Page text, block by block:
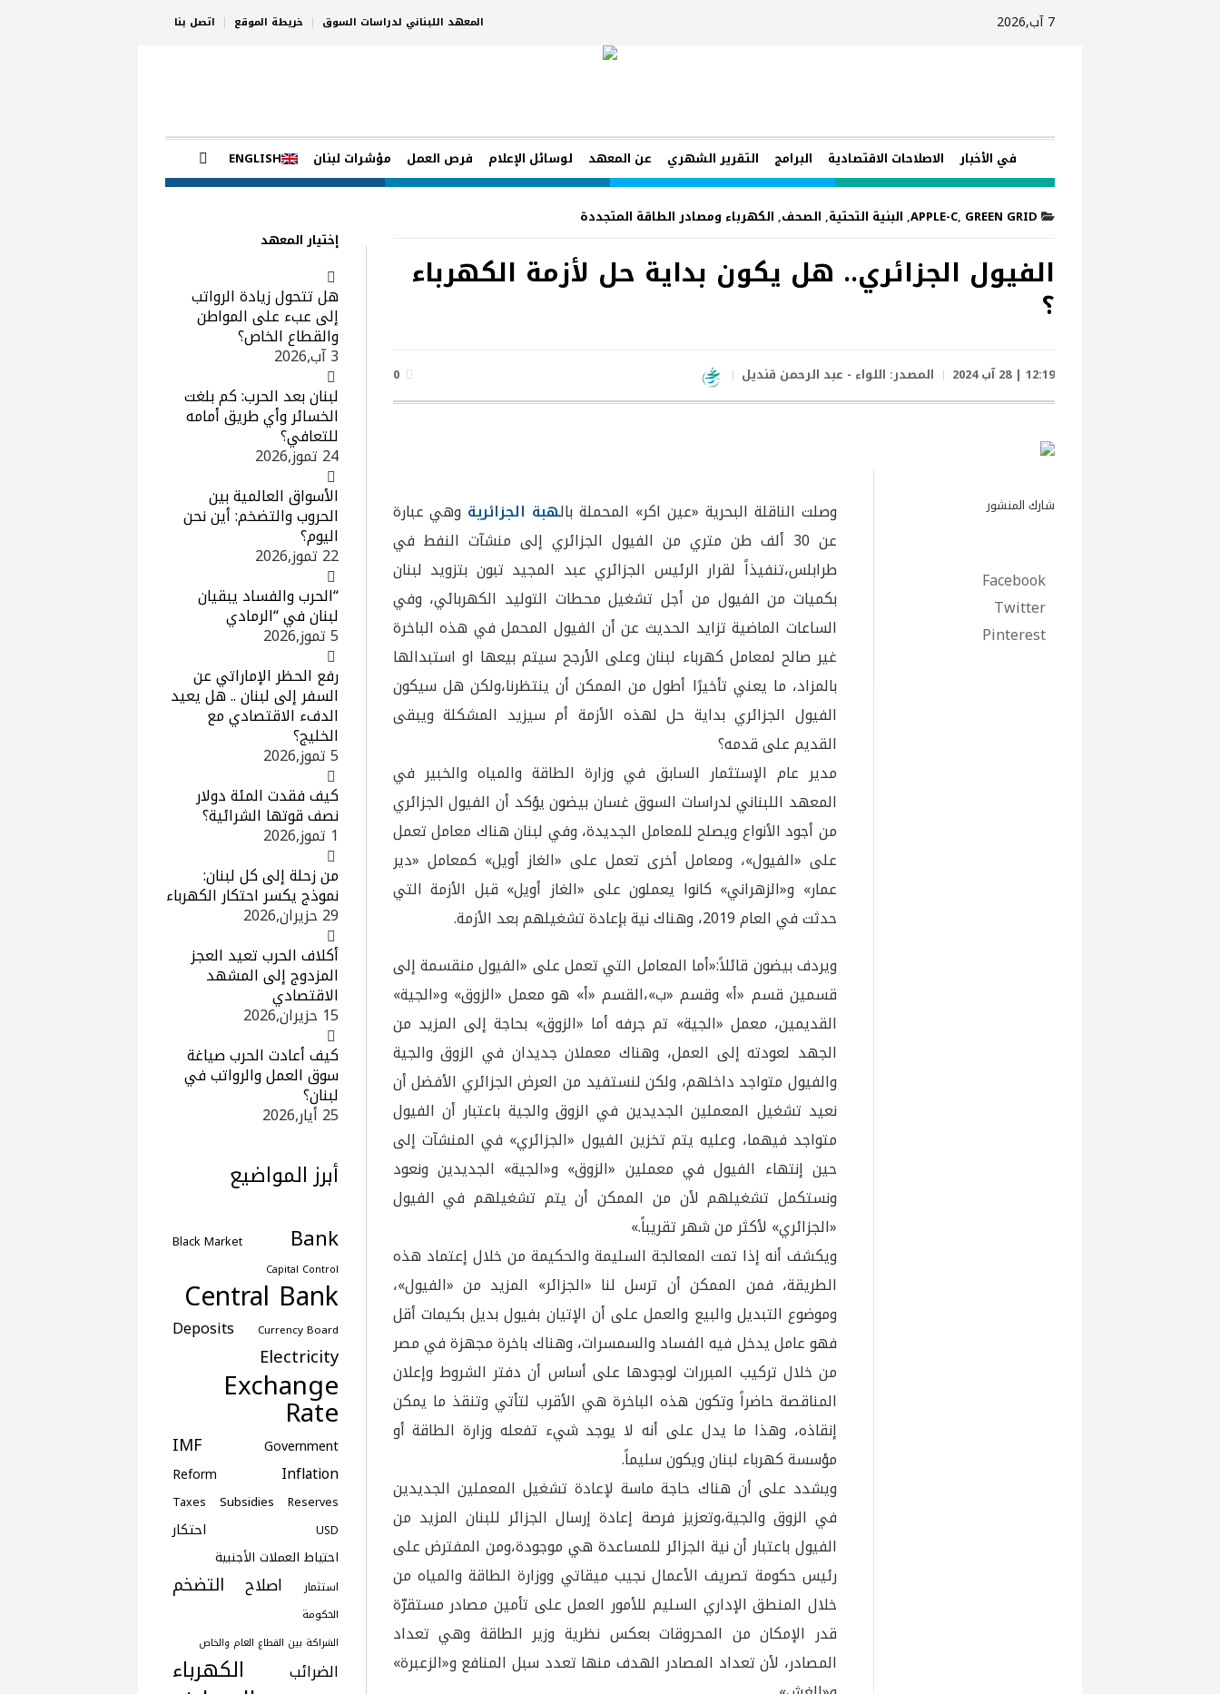
المعهد اللبناني لدراسات السوق خريطة الموقع اتصل بنا 7 آب,2026
في الأخبار الاصلاحات الاقتصادية البرامج التقرير الشهري عن المعهد لوسائل الإعلام فرص العمل مؤشرات لبنان ENGLISH
APPLE-C, GREEN GRID
, البنية التحتية, الصحف, الكهرباء ومصادر الطاقة المتجددة
الفيول الجزائري.. هل يكون بداية حل لأزمة الكهرباء
؟
12:19 | 28 آب 2024 المصدر: اللواء - عبد الرحمن قنديل 0
شارك المنشور
Facebook
Twitter
Pinterest
وصلت الناقلة البحرية «عين اكر» المحملة بالهبة الجزائرية وهي عبارة
عن 30 ألف طن متري من الفيول الجزائري إلى منشآت النفط في
طرابلس،تنفيذاً لقرار الرئيس الجزائري عبد المجيد تبون بتزويد لبنان
بكميات من الفيول من أجل تشغيل محطات التوليد الكهربائي، وفي
الساعات الماضية تزايد الحديث عن أن الفيول المحمل في هذه الباخرة
غير صالح لمعامل كهرباء لبنان وعلى الأرجح سيتم بيعها او استبدالها
بالمزاد، ما يعني تأخيرًا أطول من الممكن أن ينتظرنا،ولكن هل سيكون
الفيول الجزائري بداية حل لهذه الأزمة أم سيزيد المشكلة ويبقى
القديم على قدمه؟
مدير عام الإستثمار السابق في وزارة الطاقة والمياه والخبير في
المعهد اللبناني لدراسات السوق غسان بيضون يؤكد أن الفيول الجزائري
من أجود الأنواع ويصلح للمعامل الجديدة، وفي لبنان هناك معامل تعمل
على «الفيول»، ومعامل أخرى تعمل على «الغاز أويل» كمعامل «دير
عمار» و«الزهراني» كانوا يعملون على «الغاز أويل» قبل الأزمة التي
حدثت في العام 2019، وهناك نية بإعادة تشغيلهم بعد الأزمة.
ويردف بيضون قائلاً:«أما المعامل التي تعمل على «الفيول منقسمة إلى
قسمين قسم «أ» وقسم «ب»،القسم «أ» هو معمل «الزوق» و«الجية»
القديمين، معمل «الجية» تم جرفه أما «الزوق» بحاجة إلى المزيد من
الجهد لعودته إلى العمل، وهناك معملان جديدان في الزوق والجية
والفيول متواجد داخلهم، ولكن لنستفيد من العرض الجزائري الأفضل أن
نعيد تشغيل المعملين الجديدين في الزوق والجية باعتبار أن الفيول
متواجد فيهما، وعليه يتم تخزين الفيول «الجزائري» في المنشآت إلى
حين إنتهاء الفيول في معملين «الزوق» و«الجية» الجديدين ونعود
ونستكمل تشغيلهم لأن من الممكن أن يتم تشغيلهم في الفيول
«الجزائري» لأكثر من شهر تقريباً.»
ويكشف أنه إذا تمت المعالجة السليمة والحكيمة من خلال إعتماد هذه
الطريقة، فمن الممكن أن ترسل لنا «الجزائر» المزيد من «الفيول»،
وموضوع التبديل والبيع والعمل على أن الإتيان بفيول بديل بكيمات أقل
فهو عامل يدخل فيه الفساد والسمسرات، وهناك باخرة مجهزة في مصر
من خلال تركيب المبررات لوجودها على أساس أن دفتر الشروط وإعلان
المناقصة حاضراً وتكون هذه الباخرة هي الأقرب لتأتي وتنقذ ما يمكن
إنقاذه، وهذا ما يدل على أنه لا يوجد شيء تفعله وزارة الطاقة أو
مؤسسة كهرباء لبنان ويكون سليماً.
ويشدد على أن هناك حاجة ماسة لإعادة تشغيل المعملين الجديدين
في الزوق والجية،وتعزيز فرصة إعادة إرسال الجزائر للبنان المزيد من
الفيول باعتبار أن نية الجزائر للمساعدة هي موجودة،ومن المفترض على
رئيس حكومة تصريف الأعمال نجيب ميقاتي ووزارة الطاقة والمياه من
خلال المنطق الإداري السليم للأمور العمل على تأمين مصادر مستقرّة
قدر الإمكان من المحروقات بعكس نظرية وزير الطاقة وهي تعداد
المصادر، لأن تعداد المصادر الهدف منها تعدد سبل المنافع و«الزعبرة»
إختيار المعهد
هل تتحول زيادة الرواتب
إلى عبء على المواطن
والقطاع الخاص؟
3 آب,2026
لبنان بعد الحرب: كم بلغت
الخسائر وأي طريق أمامه
للتعافي؟
24 تموز,2026
الأسواق العالمية بين
الحروب والتضخم: أين نحن
اليوم؟
22 تموز,2026
“الحرب والفساد يبقيان
لبنان في “الرمادي
5 تموز,2026
رفع الحظر الإماراتي عن
السفر إلى لبنان .. هل يعيد
الدفء الاقتصادي مع
الخليج؟
5 تموز,2026
كيف فقدت المئة دولار
نصف قوتها الشرائية؟
1 تموز,2026
من زحلة إلى كل لبنان:
نموذج يكسر احتكار الكهرباء
29 حزيران,2026
أكلاف الحرب تعيد العجز
المزدوج إلى المشهد
الاقتصادي
15 حزيران,2026
كيف أعادت الحرب صياغة
سوق العمل والرواتب في
لبنان؟
25 أيار,2026
أبرز المواضيع
Bank
Black Market
Capital Control
Central Bank
Currency Board
Deposits
Electricity
Exchange
Rate
Government
IMF
Inflation
Reform
Reserves
Subsidies
Taxes
USD احتكار
احتياط العملات الأجنبية
استثمار اصلاح التضخم
الحكومة
الشراكة بين القطاع العام والخاص
الضرائب الكهرباء